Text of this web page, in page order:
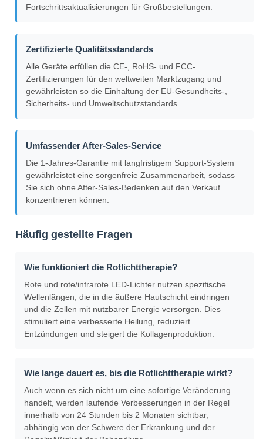
Fortschrittsaktualisierungen für Großbestellungen.
Zertifizierte Qualitätsstandards
Alle Geräte erfüllen die CE-, RoHS- und FCC-
Zertifizierungen für den weltweiten Marktzugang und
gewährleisten so die Einhaltung der EU-Gesundheits-,
Sicherheits- und Umweltschutzstandards.
Umfassender After-Sales-Service
Die 1-Jahres-Garantie mit langfristigem Support-System
gewährleistet eine sorgenfreie Zusammenarbeit, sodass
Sie sich ohne After-Sales-Bedenken auf den Verkauf
konzentrieren können.
Häufig gestellte Fragen
Wie funktioniert die Rotlichttherapie?
Rote und rote/infrarote LED-Lichter nutzen spezifische
Wellenlängen, die in die äußere Hautschicht eindringen
und die Zellen mit nutzbarer Energie versorgen. Dies
stimuliert eine verbesserte Heilung, reduziert
Entzündungen und steigert die Kollagenproduktion.
Wie lange dauert es, bis die Rotlichttherapie wirkt?
Auch wenn es sich nicht um eine sofortige Veränderung
handelt, werden laufende Verbesserungen in der Regel
innerhalb von 24 Stunden bis 2 Monaten sichtbar,
abhängig von der Schwere der Erkrankung und der